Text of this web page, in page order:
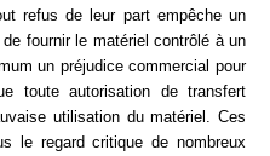
refus de leur part empêche un
fournir le matériel contrôlé à un
un préjudice commercial pour
toute autorisation de transfert
utilisation du matériel. Ces
le regard critique de nombreux